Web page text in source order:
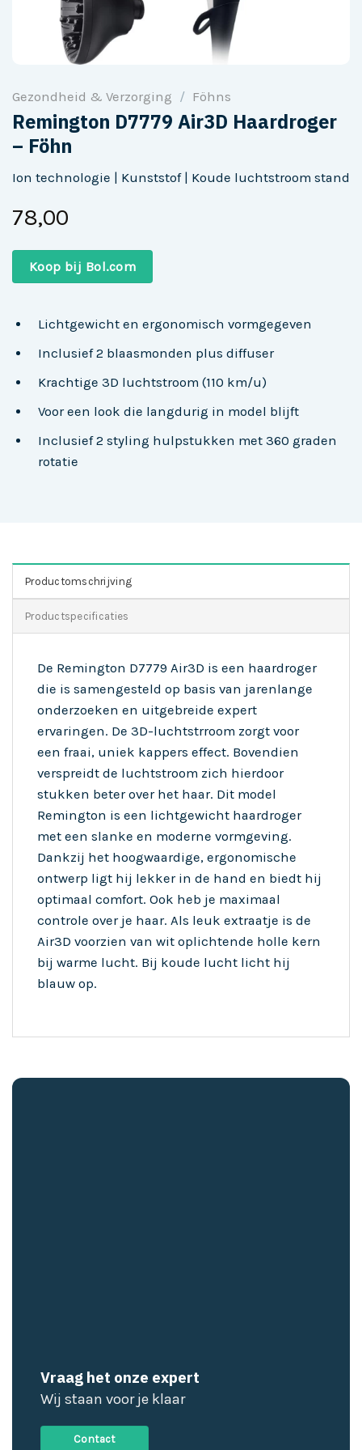
Gezondheid & Verzorging / Föhns
Remington D7779 Air3D Haardroger
– Föhn
Ion technologie | Kunststof | Koude luchtstroom stand
78,00
Koop bij Bol.com
Lichtgewicht en ergonomisch vormgegeven
Inclusief 2 blaasmonden plus diffuser
Krachtige 3D luchtstroom (110 km/u)
Voor een look die langdurig in model blijft
Inclusief 2 styling hulpstukken met 360 graden
rotatie
Productomschrijving
Productspecificaties
De Remington D7779 Air3D is een haardroger
die is samengesteld op basis van jarenlange
onderzoeken en uitgebreide expert
ervaringen. De 3D-luchtstrroom zorgt voor
een fraai, uniek kappers effect. Bovendien
verspreidt de luchtstroom zich hierdoor
stukken beter over het haar. Dit model
Remington is een lichtgewicht haardroger
met een slanke en moderne vormgeving.
Dankzij het hoogwaardige, ergonomische
ontwerp ligt hij lekker in de hand en biedt hij
optimaal comfort. Ook heb je maximaal
controle over je haar. Als leuk extraatje is de
Air3D voorzien van wit oplichtende holle kern
bij warme lucht. Bij koude lucht licht hij
blauw op.
Vraag het onze expert
Wij staan voor je klaar
Contact